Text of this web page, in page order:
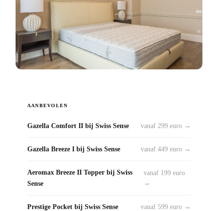
AANBEVOLEN
Gazella Comfort II bij Swiss Sense vanaf 299 euro →
Gazella Breeze I bij Swiss Sense vanaf 449 euro →
Aeromax Breeze II Topper bij Swiss
Sense
vanaf 199 euro
→
Prestige Pocket bij Swiss Sense vanaf 599 euro →